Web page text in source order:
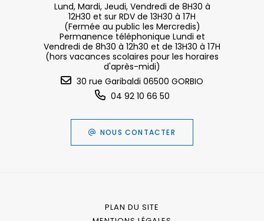
Lund, Mardi, Jeudi, Vendredi de 8H30 à
12H30 et sur RDV de 13H30 à 17H
(Fermée au public les Mercredis)
Permanence téléphonique Lundi et
Vendredi de 8h30 à 12h30 et de 13H30 à 17H
(hors vacances scolaires pour les horaires
d'après-midi)
30 rue Garibaldi 06500 GORBIO
04 92 10 66 50
NOUS CONTACTER
PLAN DU SITE